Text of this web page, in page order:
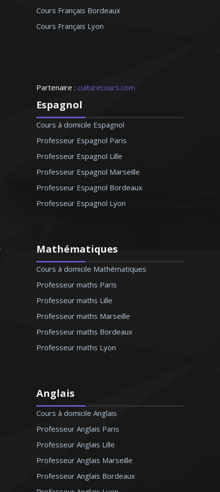
Cours Français Bordeaux
Cours Français Lyon
Partenaire : culturecours.com
Espagnol
Cours à domicile Espagnol
Professeur Espagnol Paris
Professeur Espagnol Lille
Professeur Espagnol Marseille
Professeur Espagnol Bordeaux
Professeur Espagnol Lyon
Mathématiques
Cours à domicile Mathématiques
Professeur maths Paris
Professeur maths Lille
Professeur maths Marseille
Professeur maths Bordeaux
Professeur maths Lyon
Anglais
Cours à domicile Anglais
Professeur Anglais Paris
Professeur Anglais Lille
Professeur Anglais Marseille
Professeur Anglais Bordeaux